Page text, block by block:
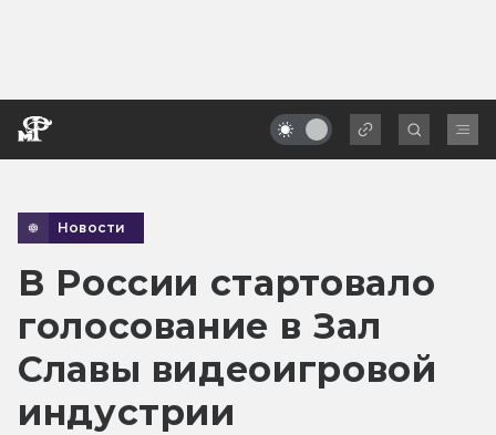
Новости
В России стартовало
голосование в Зал
Славы видеоигровой
индустрии